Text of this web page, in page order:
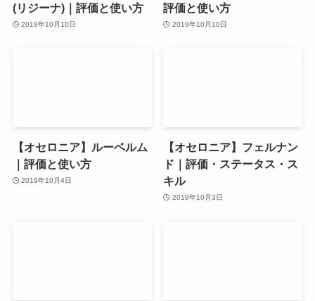
(リジーナ)｜評価と使い方
2019年10月10日
評価と使い方
2019年10月10日
【オセロニア】ルーベルム
｜評価と使い方
2019年10月4日
【オセロニア】フェルナン
ド｜評価・ステータス・ス
キル
2019年10月3日